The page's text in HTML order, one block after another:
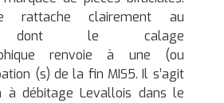
rattache clairement au
dont le calage
renvoie à une (ou
(s) de la fin MIS5. Il s’agit
à débitage Levallois dans le